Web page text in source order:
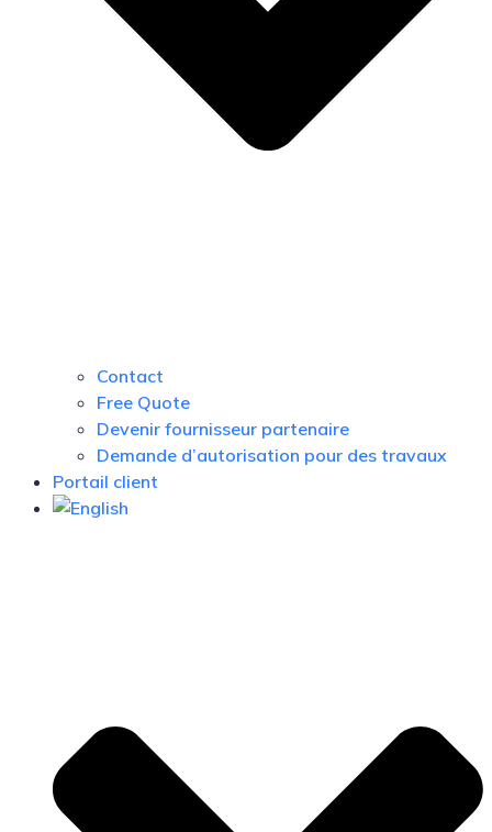
Contact
Free Quote
Devenir fournisseur partenaire
Demande d’autorisation pour des travaux
Portail client